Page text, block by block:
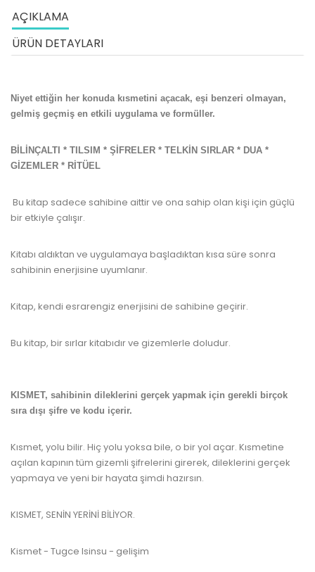
AÇIKLAMA
ÜRÜN DETAYLARI
Niyet ettiğin her konuda kısmetini açacak, eşi benzeri olmayan,
gelmiş geçmiş en etkili uygulama ve formüller.
BİLİNÇALTI * TILSIM * ŞİFRELER * TELKİN SIRLAR * DUA *
GİZEMLER * RİTÜEL
Bu kitap sadece sahibine aittir ve ona sahip olan kişi için güçlü
bir etkiyle çalışır.
Kitabı aldıktan ve uygulamaya başladıktan kısa süre sonra
sahibinin enerjisine uyumlanır.
Kitap, kendi esrarengiz enerjisini de sahibine geçirir.
Bu kitap, bir sırlar kitabıdır ve gizemlerle doludur.
KISMET, sahibinin dileklerini gerçek yapmak için gerekli birçok
sıra dışı şifre ve kodu içerir.
Kısmet, yolu bilir. Hiç yolu yoksa bile, o bir yol açar. Kısmetine
açılan kapının tüm gizemli şifrelerini girerek, dileklerini gerçek
yapmaya ve yeni bir hayata şimdi hazırsın.
KISMET, SENİN YERİNİ BİLİYOR.
Kismet - Tugce Isinsu - gelişim